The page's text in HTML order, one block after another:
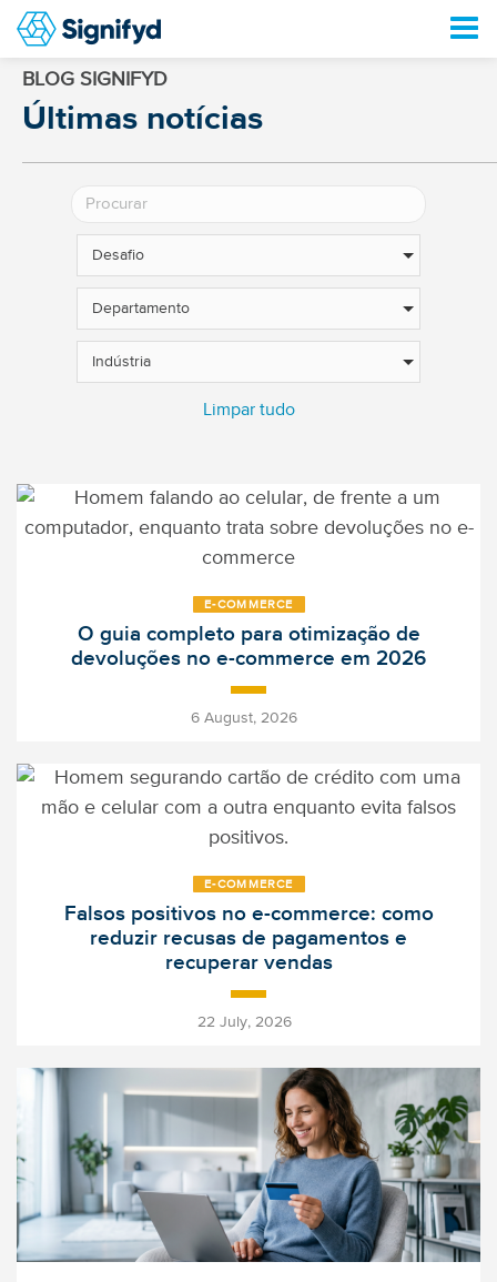
BLOG SIGNIFYD
Últimas notícias
Desafio
Departamento
Indústria
Limpar tudo
E‑COMMERCE
O guia completo para otimização de
devoluções no e-commerce em 2026
-
6 August, 2026
E‑COMMERCE
Falsos positivos no e-commerce: como
reduzir recusas de pagamentos e
recuperar vendas
-
22 July, 2026